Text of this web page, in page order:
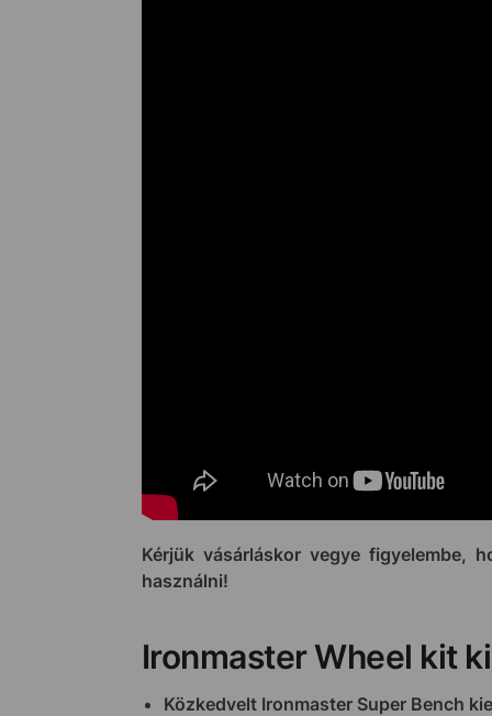
Kérjük vásárláskor vegye figyelembe,
használni!
Ironmaster Wheel kit
Közkedvelt Ironmaster Super Bench